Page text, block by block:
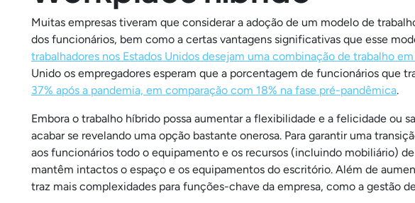
Muitas empresas tiveram que considerar a adoção de um modelo de
dos funcionários, bem como a certas vantagens significativas que esse
trabalhadores nos Estados Unidos desejam uma combinação de trabalho
Unido os empregadores esperam que a porcentagem de funcionários que
37% após a pandemia, em comparação com 18% na fase pré-pandêmica.
Embora o trabalho híbrido possa aumentar a flexibilidade e a felicidade ou
acabar se revelando uma opção bastante onerosa. Para garantir uma
aos funcionários todo o equipamento e os recursos (incluindo mobiliário)
mantêm intactos o espaço e os equipamentos do escritório. Além de
traz mais complexidades para funções-chave da empresa, como a gestão